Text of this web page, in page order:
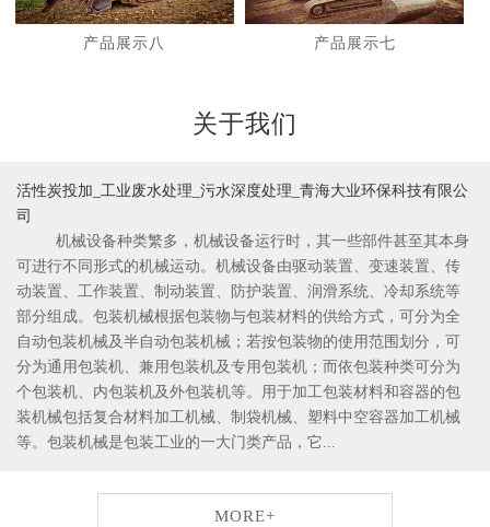
产品展示八 产品展示七
关于我们
活性炭投加_工业废水处理_污水深度处理_青海大业环保科技有限公
司
机械设备种类繁多，机械设备运行时，其一些部件甚至其本身
可进行不同形式的机械运动。机械设备由驱动装置、变速装置、传
动装置、工作装置、制动装置、防护装置、润滑系统、冷却系统等
部分组成。包装机械根据包装物与包装材料的供给方式，可分为全
自动包装机械及半自动包装机械；若按包装物的使用范围划分，可
分为通用包装机、兼用包装机及专用包装机；而依包装种类可分为
个包装机、内包装机及外包装机等。用于加工包装材料和容器的包
装机械包括复合材料加工机械、制袋机械、塑料中空容器加工机械
等。包装机械是包装工业的一大门类产品，它...
MORE+